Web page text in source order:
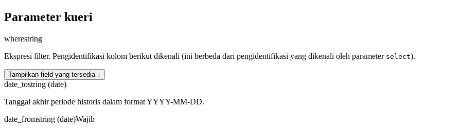
Parameter kueri
wherestring
Ekspresi filter. Pengidentifikasi kolom berikut dikenali (ini berbeda dari pengidentifikasi yang dikenali oleh parameter select).
Tampilkan field yang tersedia ↓
date_tostring (date)
Tanggal akhir periode historis dalam format YYYY-MM-DD.
date_fromstring (date)Wajib